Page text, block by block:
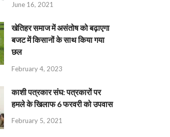
June 16, 2021
खेतिहर समाज में असंतोष को बढ़ाएगा
बजट में किसानों के साथ किया गया
छल
February 4, 2023
काशी पत्रकार संघ: पत्रकारों पर
हमले के खिलाफ 6 फरवरी को उपवास
February 5, 2021